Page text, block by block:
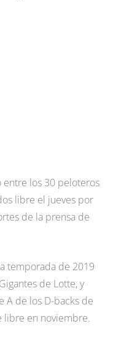
entre los 30 peloteros
libre el jueves por
de la prensa de
temporada de 2019
de Lotte, y
A de los D-backs de
libre en noviembre.